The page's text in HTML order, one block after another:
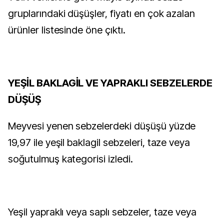
gruplarındaki düşüşler, fiyatı en çok azalan
ürünler listesinde öne çıktı.
YEŞİL BAKLAGİL VE YAPRAKLI SEBZELERDE
DÜŞÜŞ
Meyvesi yenen sebzelerdeki düşüşü yüzde
19,97 ile yeşil baklagil sebzeleri, taze veya
soğutulmuş kategorisi izledi.
Yeşil yapraklı veya saplı sebzeler, taze veya